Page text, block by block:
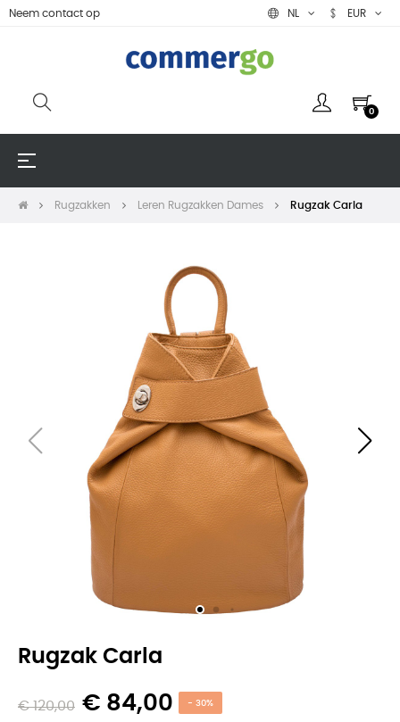
Neem contact op NL EUR
0
Toggle
☰
Rugzakken Leren Rugzakken Dames Rugzak Carla
Rugzak Carla
€ 120,00 € 84,00 - 30%